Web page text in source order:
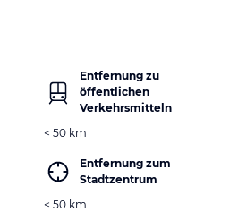
Entfernung zu
öffentlichen
Verkehrsmitteln
< 50 km
Entfernung zum
Stadtzentrum
< 50 km